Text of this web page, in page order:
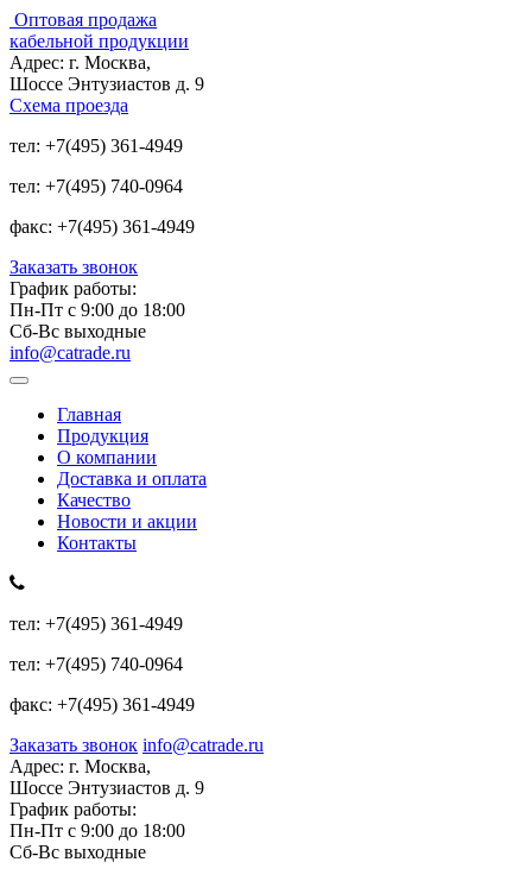
Оптовая продажа
кабельной продукции
Адрес: г. Москва,
Шоссе Энтузиастов д. 9
Схема проезда
тел: +7(495) 361-4949
тел: +7(495) 740-0964
факс: +7(495) 361-4949
Заказать звонок
График работы:
Пн-Пт с 9:00 до 18:00
Сб-Вс выходные
info@catrade.ru
Главная
Продукция
О компании
Доставка и оплата
Качество
Новости и акции
Контакты
тел: +7(495) 361-4949
тел: +7(495) 740-0964
факс: +7(495) 361-4949
Заказать звонок info@catrade.ru
Адрес: г. Москва,
Шоссе Энтузиастов д. 9
График работы:
Пн-Пт с 9:00 до 18:00
Сб-Вс выходные